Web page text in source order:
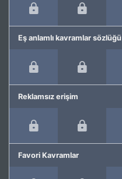
Eş anlamlı kavramlar sözlüğü
Reklamsız erişim
Favori Kavramlar